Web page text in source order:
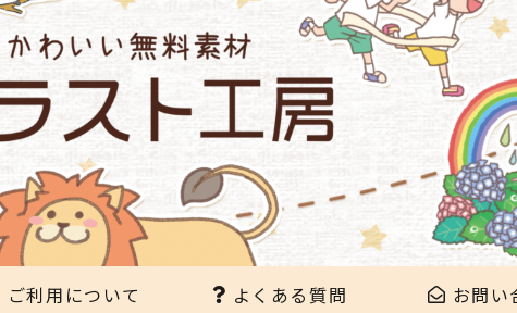
ご利用について よくある質問 お問い